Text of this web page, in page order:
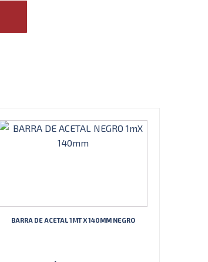
BARRA DE ACETAL 1MT X 140MM NEGRO